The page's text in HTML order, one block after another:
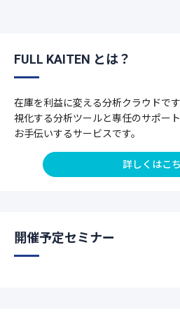
FULL KAITEN とは？
在庫を利益に変える分析クラウドで
視化する分析ツールと専任のサポー
お手伝いするサービスです。
詳しくはこ
開催予定セミナー